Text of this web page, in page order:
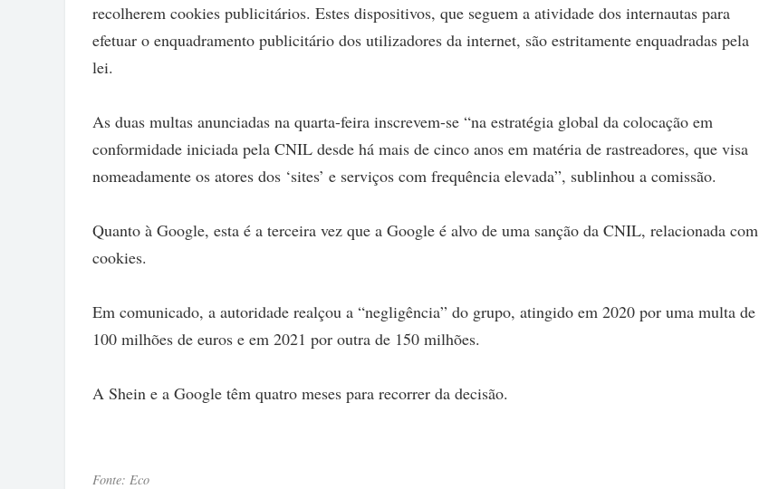
recolherem cookies publicitários. Estes dispositivos, que seguem a atividade dos internautas para
efetuar o enquadramento publicitário dos utilizadores da internet, são estritamente enquadradas pela
lei.
As duas multas anunciadas na quarta-feira inscrevem-se “na estratégia global da colocação em
conformidade iniciada pela CNIL desde há mais de cinco anos em matéria de rastreadores, que visa
nomeadamente os atores dos ‘sites’ e serviços com frequência elevada”, sublinhou a comissão.
Quanto à Google, esta é a terceira vez que a Google é alvo de uma sanção da CNIL, relacionada com
cookies.
Em comunicado, a autoridade realçou a “negligência” do grupo, atingido em 2020 por uma multa de
100 milhões de euros e em 2021 por outra de 150 milhões.
A Shein e a Google têm quatro meses para recorrer da decisão.
Fonte: Eco